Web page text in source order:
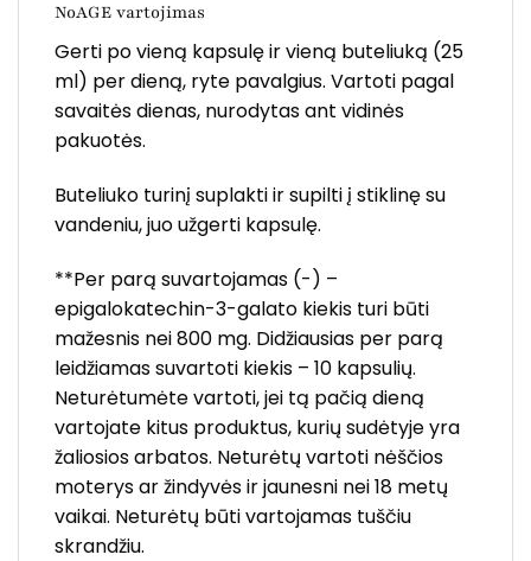
NoAGE vartojimas
Gerti po vieną kapsulę ir vieną buteliuką (25
ml) per dieną, ryte pavalgius. Vartoti pagal
savaitės dienas, nurodytas ant vidinės
pakuotės.
Buteliuko turinį suplakti ir supilti į stiklinę su
vandeniu, juo užgerti kapsulę.
**Per parą suvartojamas (-) –
epigalokatechin-3-galato kiekis turi būti
mažesnis nei 800 mg. Didžiausias per parą
leidžiamas suvartoti kiekis – 10 kapsulių.
Neturėtumėte vartoti, jei tą pačią dieną
vartojate kitus produktus, kurių sudėtyje yra
žaliosios arbatos. Neturėtų vartoti nėščios
moterys ar žindyvės ir jaunesni nei 18 metų
vaikai. Neturėtų būti vartojamas tuščiu
skrandžiu.